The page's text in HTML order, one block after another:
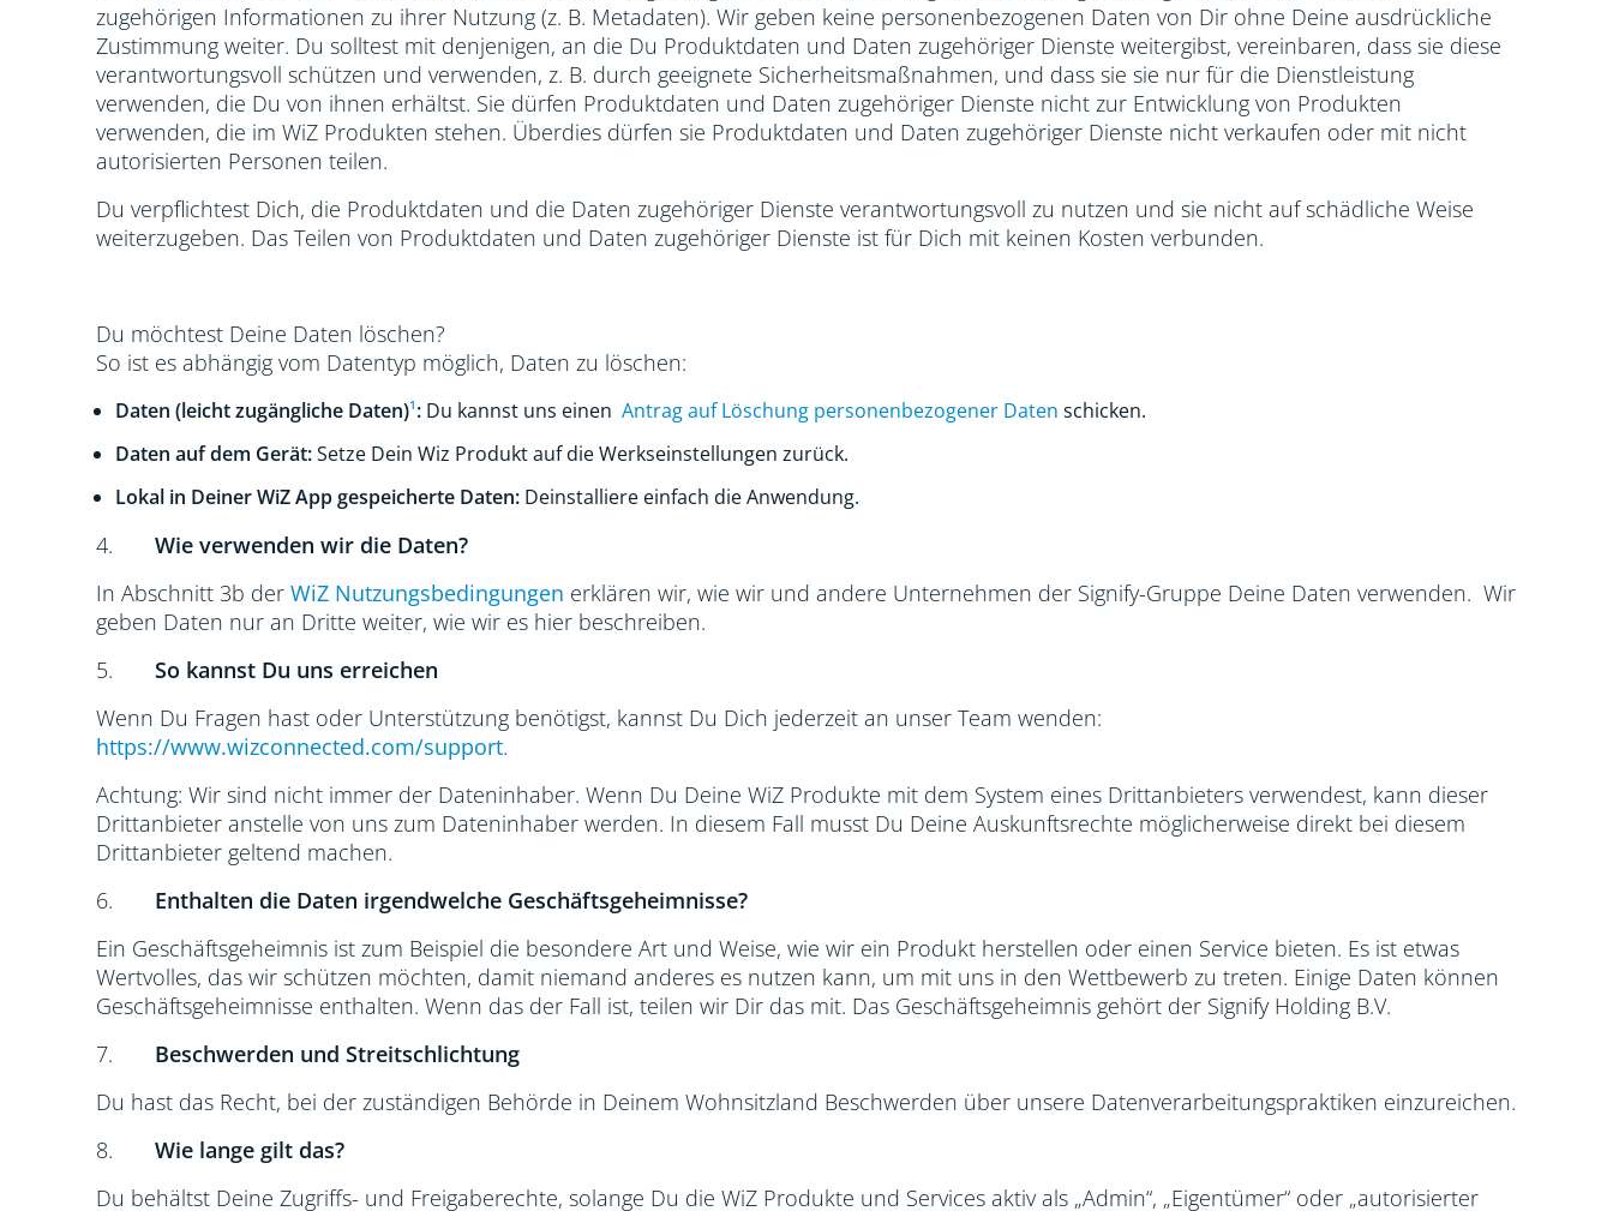
zugehörigen Informationen zu ihrer Nutzung (z. B. Metadaten). Wir geben keine personenbezogenen Daten von Dir ohne Deine ausdrückliche
Zustimmung weiter. Du solltest mit denjenigen, an die Du Produktdaten und Daten zugehöriger Dienste weitergibst, vereinbaren, dass sie diese
verantwortungsvoll schützen und verwenden, z. B. durch geeignete Sicherheitsmaßnahmen, und dass sie sie nur für die Dienstleistung
verwenden, die Du von ihnen erhältst. Sie dürfen Produktdaten und Daten zugehöriger Dienste nicht zur Entwicklung von Produkten
verwenden, die im WiZ Produkten stehen. Überdies dürfen sie Produktdaten und Daten zugehöriger Dienste nicht verkaufen oder mit nicht
autorisierten Personen teilen.
Du verpflichtest Dich, die Produktdaten und die Daten zugehöriger Dienste verantwortungsvoll zu nutzen und sie nicht auf schädliche Weise
weiterzugeben. Das Teilen von Produktdaten und Daten zugehöriger Dienste ist für Dich mit keinen Kosten verbunden.
Du möchtest Deine Daten löschen?
So ist es abhängig vom Datentyp möglich, Daten zu löschen:
Daten (leicht zugängliche Daten)¹: Du kannst uns einen Antrag auf Löschung personenbezogener Daten schicken.
Daten auf dem Gerät:Setze Dein Wiz Produkt auf die Werkseinstellungen zurück.
Lokal in Deiner WiZ App gespeicherte Daten: Deinstalliere einfach die Anwendung.
4. Wie verwenden wir die Daten?
In Abschnitt 3b der WiZ Nutzungsbedingungen erklären wir, wie wir und andere Unternehmen der Signify-Gruppe Deine Daten verwenden. Wir
geben Daten nur an Dritte weiter, wie wir es hier beschreiben.
5. So kannst Du uns erreichen
Wenn Du Fragen hast oder Unterstützung benötigst, kannst Du Dich jederzeit an unser Team wenden:
https://www.wizconnected.com/support.
Achtung: Wir sind nicht immer der Dateninhaber. Wenn Du Deine WiZ Produkte mit dem System eines Drittanbieters verwendest, kann dieser
Drittanbieter anstelle von uns zum Dateninhaber werden. In diesem Fall musst Du Deine Auskunftsrechte möglicherweise direkt bei diesem
Drittanbieter geltend machen.
6. Enthalten die Daten irgendwelche Geschäftsgeheimnisse?
Ein Geschäftsgeheimnis ist zum Beispiel die besondere Art und Weise, wie wir ein Produkt herstellen oder einen Service bieten. Es ist etwas
Wertvolles, das wir schützen möchten, damit niemand anderes es nutzen kann, um mit uns in den Wettbewerb zu treten. Einige Daten können
Geschäftsgeheimnisse enthalten. Wenn das der Fall ist, teilen wir Dir das mit. Das Geschäftsgeheimnis gehört der Signify Holding B.V.
7. Beschwerden und Streitschlichtung
Du hast das Recht, bei der zuständigen Behörde in Deinem Wohnsitzland Beschwerden über unsere Datenverarbeitungspraktiken einzureichen.
8. Wie lange gilt das?
Du behältst Deine Zugriffs- und Freigaberechte, solange Du die WiZ Produkte und Services aktiv als „Admin“, „Eigentümer“ oder „autorisierter